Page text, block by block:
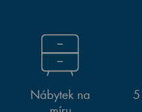
Nábytek na